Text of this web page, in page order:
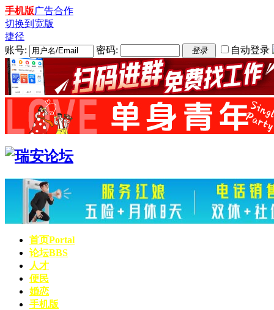
手机版广告合作
切换到宽版
捷径
账号:
密码: 登录 自动登录
首页Portal
论坛BBS
人才
便民
婚恋
手机版